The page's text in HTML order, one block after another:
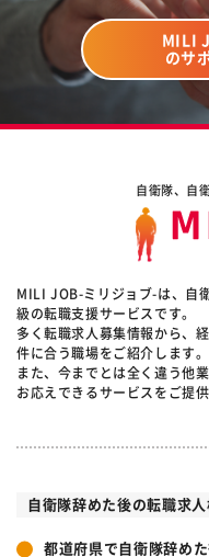
MILI
のサ
自衛隊、自
MILI JOB-ミリジョブ-は、自
級の転職支援サービスです。
多く転職求人募集情報から、
件に合う職場をご紹介します。
また、今までとは全く違う他
お応えできるサービスをご提供
自衛隊辞めた後の転職求人
都道府県で自衛隊辞め